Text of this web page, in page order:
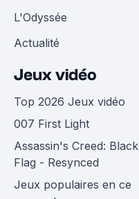
L'Odyssée
Actualité
Jeux vidéo
Top 2026 Jeux vidéo
007 First Light
Assassin's Creed: Black
Flag - Resynced
Jeux populaires en ce